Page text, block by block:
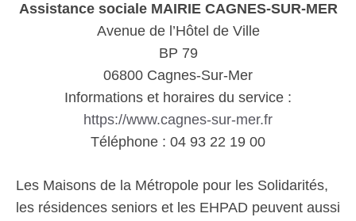
Assistance sociale MAIRIE CAGNES-SUR-MER
Avenue de l’Hôtel de Ville
BP 79
06800 Cagnes-Sur-Mer
Informations et horaires du service :
https://www.cagnes-sur-mer.fr
Téléphone : 04 93 22 19 00
Les Maisons de la Métropole pour les Solidarités,
les résidences seniors et les EHPAD peuvent aussi